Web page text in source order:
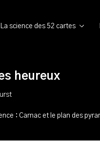
La science des 52 cartes
heureux
: Carnac et le plan des